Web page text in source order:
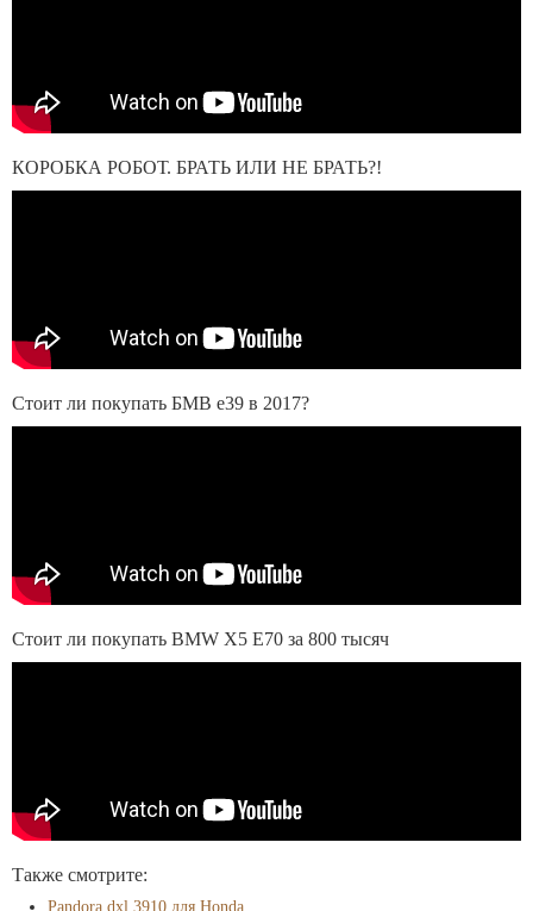
КОРОБКА РОБОТ. БРАТЬ ИЛИ НЕ БРАТЬ?!
Стоит ли покупать БМВ е39 в 2017?
Стоит ли покупать BMW X5 E70 за 800 тысяч
Также смотрите:
Pandora dxl 3910 для Honda